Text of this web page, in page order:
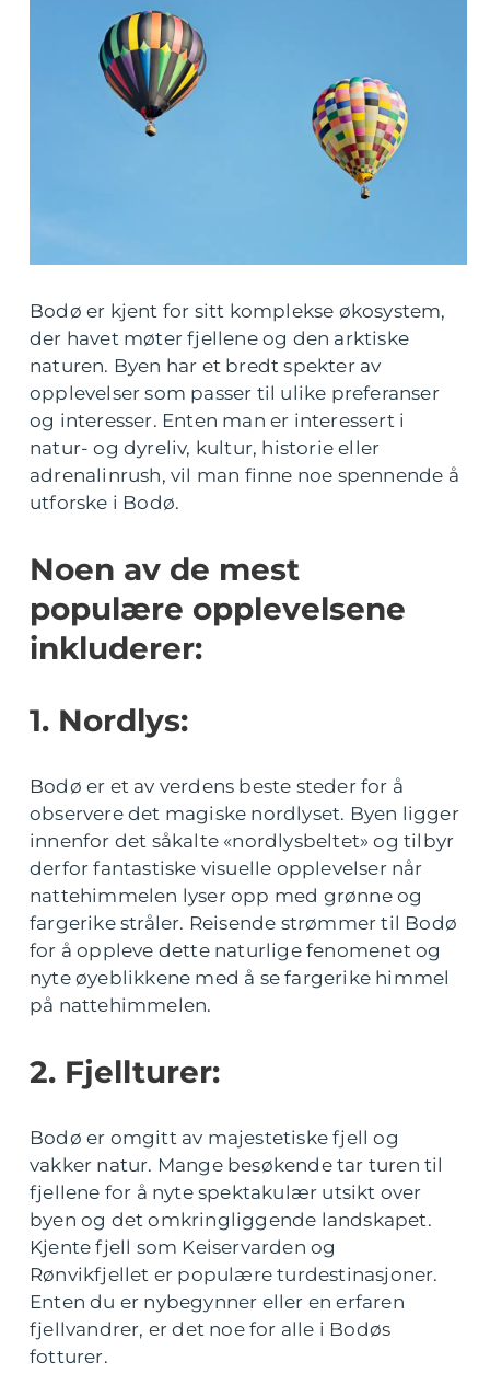
Bodø er kjent for sitt komplekse økosystem,
der havet møter fjellene og den arktiske
naturen. Byen har et bredt spekter av
opplevelser som passer til ulike preferanser
og interesser. Enten man er interessert i
natur- og dyreliv, kultur, historie eller
adrenalinrush, vil man finne noe spennende å
utforske i Bodø.
Noen av de mest
populære opplevelsene
inkluderer:
1. Nordlys:
Bodø er et av verdens beste steder for å
observere det magiske nordlyset. Byen ligger
innenfor det såkalte «nordlysbeltet» og tilbyr
derfor fantastiske visuelle opplevelser når
nattehimmelen lyser opp med grønne og
fargerike stråler. Reisende strømmer til Bodø
for å oppleve dette naturlige fenomenet og
nyte øyeblikkene med å se fargerike himmel
på nattehimmelen.
2. Fjellturer:
Bodø er omgitt av majestetiske fjell og
vakker natur. Mange besøkende tar turen til
fjellene for å nyte spektakulær utsikt over
byen og det omkringliggende landskapet.
Kjente fjell som Keiservarden og
Rønvikfjellet er populære turdestinasjoner.
Enten du er nybegynner eller en erfaren
fjellvandrer, er det noe for alle i Bodøs
fotturer.